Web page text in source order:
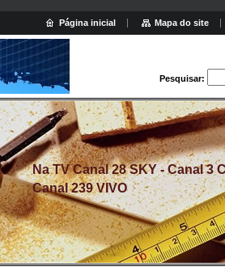
Pesquisar:
Na TV Canal 28 SKY - Canal 3
Canal 239 VIVO
Página inicial Mapa do site